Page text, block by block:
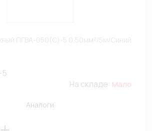
На складе: Мало
Аналоги